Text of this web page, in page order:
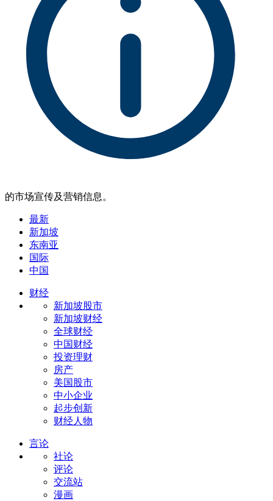
的市场宣传及营销信息。
最新
新加坡
东南亚
国际
中国
财经
新加坡股市
新加坡财经
全球财经
中国财经
投资理财
房产
美国股市
中小企业
起步创新
财经人物
言论
社论
评论
交流站
漫画